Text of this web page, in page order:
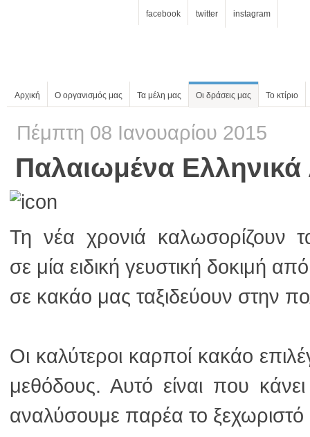
facebook twitter instagram
Αρχική Ο οργανισμός μας Τα μέλη μας Οι δράσεις μας Το κτίριο
Πέμπτη 08 Ιανουαρίου 2015
Παλαιωμένα
Τη νέα χρονιά καλωσορίζουν
σε κακάο μας ταξιδεύουν στην
μεθόδους. Αυτό είναι που
αναλύσουμε παρέα το ξεχωριστό